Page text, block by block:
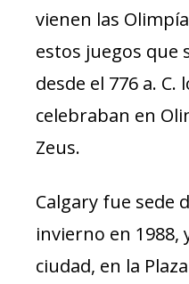
vienen las
estos juegos que
desde el 776 a. C.
celebraban en
Zeus.
Calgary fue sede
invierno en 1988,
ciudad, en la